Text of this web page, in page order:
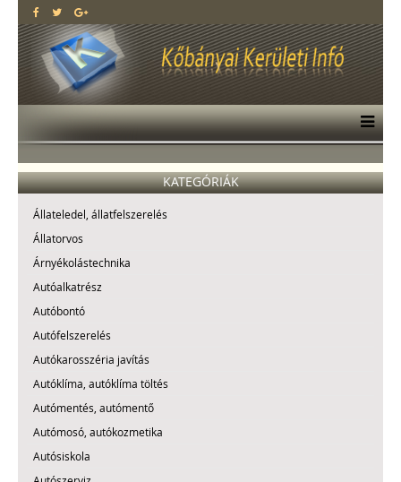
KATEGÓRIÁK
Állateledel, állatfelszerelés
Állatorvos
Árnyékolástechnika
Autóalkatrész
Autóbontó
Autófelszerelés
Autókarosszéria javítás
Autóklíma, autóklíma töltés
Autómentés, autómentő
Autómosó, autókozmetika
Autósiskola